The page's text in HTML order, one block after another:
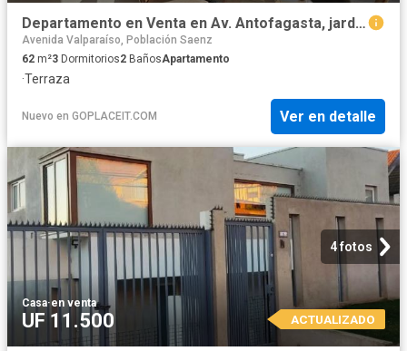
Departamento en Venta en Av. Antofagasta, jardin del mar
Avenida Valparaíso, Población Saenz
62 m²3 Dormitorios2 BañosApartamento
·Terraza
Nuevo en GOPLACEIT.COM Ver en detalle
4 fotos
Casa·en venta
UF 11.500 ACTUALIZADO